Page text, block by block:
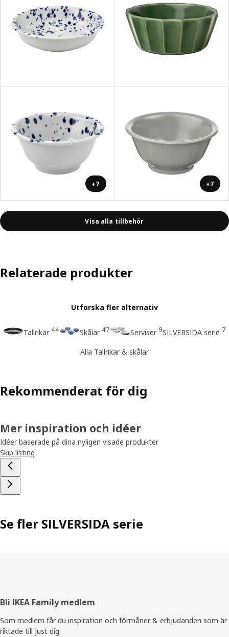
+7 +7
Visa alla tillbehör
Relaterade produkter
Utforska fler alternativ
Tallrikar 44 Skålar 47 Serviser 9SILVERSIDA serie 7
Alla Tallrikar & skålar
Rekommenderat för dig
Mer inspiration och idéer
Idéer baserade på dina nyligen visade produkter
Skip listing
Se fler SILVERSIDA serie
Sidfot
Bli IKEA Family medlem
Som medlem får du inspiration och förmåner & erbjudanden som är
riktade till just dig.